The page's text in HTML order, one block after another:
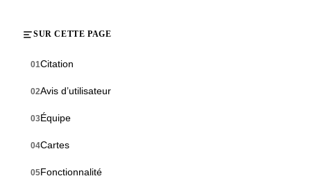
SUR CETTE PAGE
01Citation
02Avis d’utilisateur
03Équipe
04Cartes
05Fonctionnalité